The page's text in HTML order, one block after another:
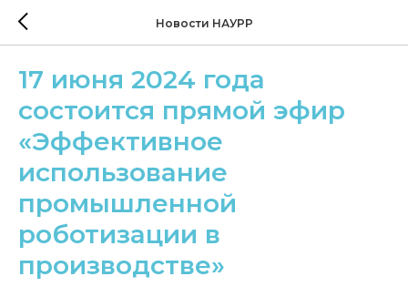
Новости НАУРР
17 июня 2024 года
состоится прямой эфир
«Эффективное
использование
промышленной
роботизации в
производстве»